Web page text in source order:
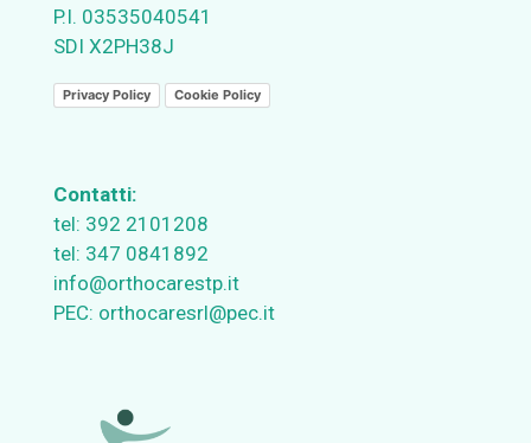
P.I. 03535040541
SDI X2PH38J
Privacy Policy Cookie Policy
Contatti:
tel: 392 2101208
tel: 347 0841892
info@orthocarestp.it
PEC: orthocaresrl@pec.it